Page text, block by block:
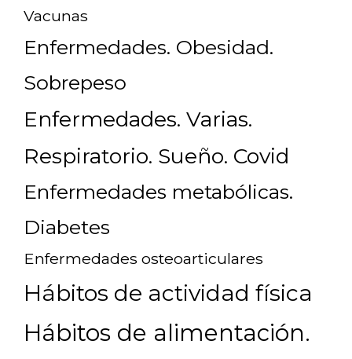
Vacunas
Enfermedades. Obesidad.
Sobrepeso
Enfermedades. Varias.
Respiratorio. Sueño. Covid
Enfermedades metabólicas.
Diabetes
Enfermedades osteoarticulares
Hábitos de actividad física
Hábitos de alimentación.